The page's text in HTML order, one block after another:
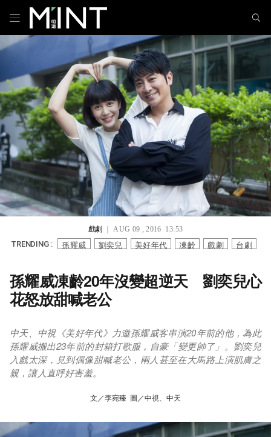
戲劇｜ AUG 09 , 2016 13:53
TRENDING : 孫耀威 劉奕兒 美好年代 凍齡 戲劇 台劇
孫耀威凍齡20年沒變超逆天 劉奕兒心
花怒放甜喊老公
中天、中視《美好年代》力邀孫耀威客串演20年前的他，為此
孫耀威搬出23年前的封箱打歌服，自豪「變更帥了」。劉奕兒
入戲太深，見到偶像甜喊老公，兩人甚至在大馬路上演肌膚之
親，讓人直呼好害羞。
文／李宛臻 圖／中視、中天